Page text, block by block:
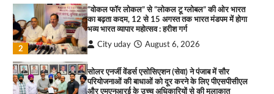
2
“वोकल फॉर लोकल” से “लोकल टू ग्लोबल” की ओर भारत
का बढ़ता कदम, 12 से 15 अगस्त तक भारत मंडपम में होगा
भव्य भारत व्यापार महोत्सव : हरीश गर्ग
City uday August 6, 2026
सोलर एनर्जी वेंडर्स एसोसिएशन (सेवा) ने पंजाब में सौर
परियोजनाओं की बाधाओं को दूर करने के लिए पीएसपीसीएल
और एमएनआरई के उच्च अधिकारियों से की मुलाकात
2
आयाम
City uday August 13, 2025
3
सरकारी आदर्श उच्च विद्यालय, सैक्टर 34-सी, चण्डीगढ़ में
कार्यक्रम आयोजित
City uday August 6, 2025